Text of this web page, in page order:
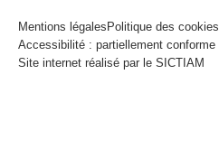
Mentions légales Politique des cookies
Accessibilité : partiellement conforme
Site internet réalisé par le SICTIAM